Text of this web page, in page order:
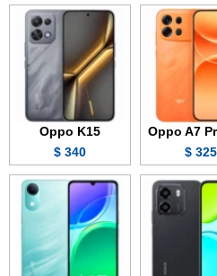
Oppo A7
325 $
Oppo K15
340 $